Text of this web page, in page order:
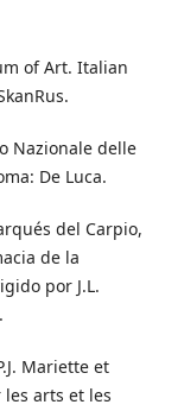
of Art. Italian
Nazionale delle
De Luca.
del Carpio,
de la
por J.L.
Mariette et
arts et les